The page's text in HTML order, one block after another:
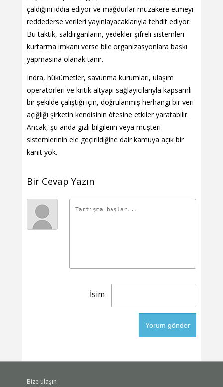
çaldığını iddia ediyor ve mağdurlar müzakere etmeyi
reddederse verileri yayınlayacaklarıyla tehdit ediyor.
Bu taktik, saldırganların, yedekler şifreli sistemleri
kurtarma imkanı verse bile organizasyonlara baskı
yapmasına olanak tanır.
Indra, hükümetler, savunma kurumları, ulaşım
operatörleri ve kritik altyapı sağlayıcılarıyla kapsamlı
bir şekilde çalıştığı için, doğrulanmış herhangi bir veri
açığlığı şirketin kendisinin ötesine etkiler yaratabilir.
Ancak, şu anda gizli bilgilerin veya müşteri
sistemlerinin ele geçirildiğine dair kamuya açık bir
kanıt yok.
Bir Cevap Yazın
İsim
Bize ulaşın